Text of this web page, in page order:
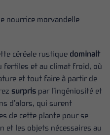
nourrice morvandelle
céréale rustique dominait
fertiles et au climat froid, où
et tout faire à partir de
surpris par l’ingéniosité et
d’alors, qui surent
de cette plante pour se
et les objets nécessaires au